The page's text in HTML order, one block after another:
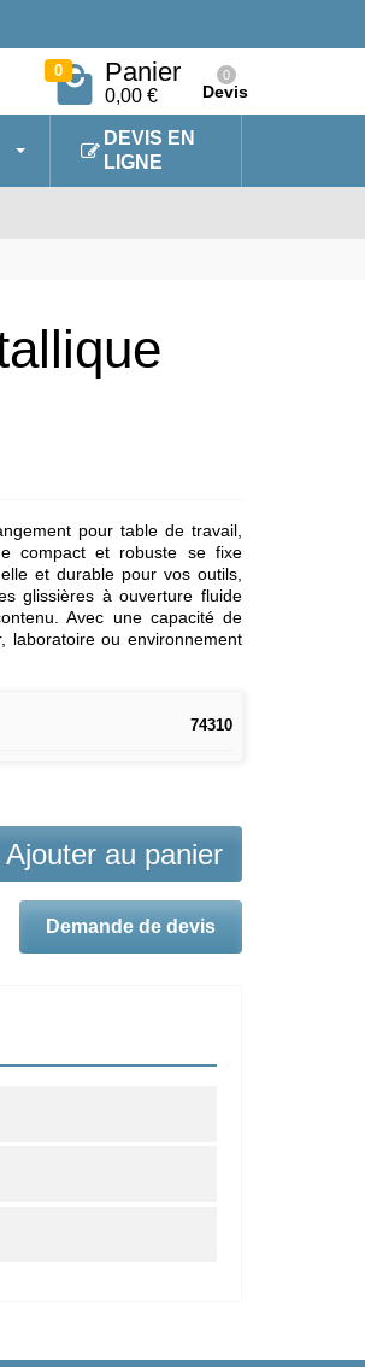
0 Panier
0,00 € Devis
0
DEVIS EN
LIGNE
pour table de travail,
compact et robuste se fixe
et durable pour vos outils,
glissières à ouverture fluide
Avec une capacité de
laboratoire ou environnement
74310
Ajouter au panier
Demande de devis